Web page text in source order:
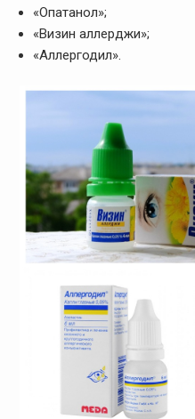
«Опатанол»;
«Визин аллерджи»;
«Аллергодил».